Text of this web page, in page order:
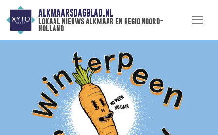
ALKMAARSDAGBLAD.NL
lokaal nieuws alkmaar en regio noord-
holland